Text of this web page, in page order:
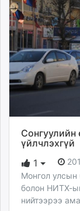
Сонгуулийн
үйлчлэхгүй
1
Монгол
болон НИТХ-
нийтээрээ